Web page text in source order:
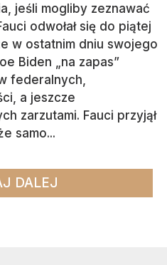
jeśli mogliby zeznawać
odwołał się do piątej
w ostatnim dniu swojego
Biden „na zapas”
federalnych,
a jeszcze
zarzutami. Fauci przyjął
samo...
DALEJ